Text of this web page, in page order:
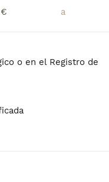
€
o en el Registro de
y curioso, lo
con otros
ser un
Su pelaje